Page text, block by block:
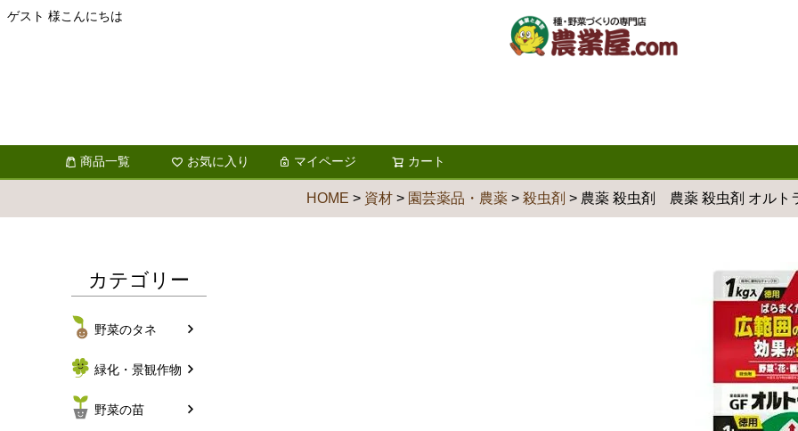
ゲスト 様こんにちは
商品一覧 お気に入り マイページ カート
HOME 資材 園芸薬品・農薬 殺虫剤 農薬 殺虫剤 農薬 殺虫剤 オル
カテゴリー
野菜のタネ
緑化・景観作物
野菜の苗